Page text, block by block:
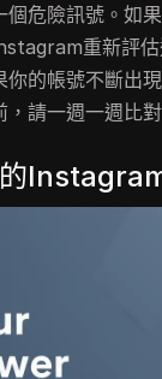
個危險訊號。如
重新評
你的帳號不斷出
，請一週一週比